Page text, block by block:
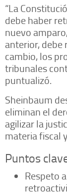
“La
debe haber
nuevo
anterior, debe
cambio, los
tribunales
puntualizó.
Sheinbaum
eliminan el
agilizar la
materia fiscal
Puntos
Respeto